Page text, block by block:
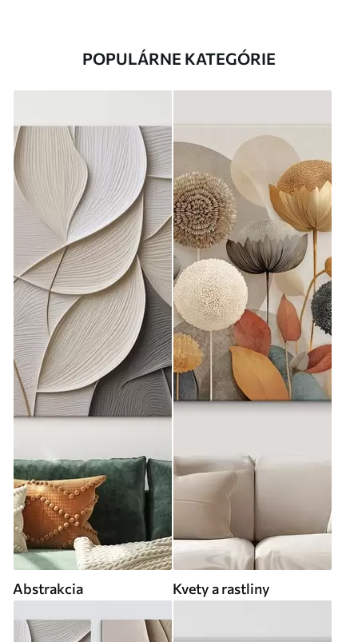
POPULÁRNE KATEGÓRIE
Abstrakcia Kvety a rastliny